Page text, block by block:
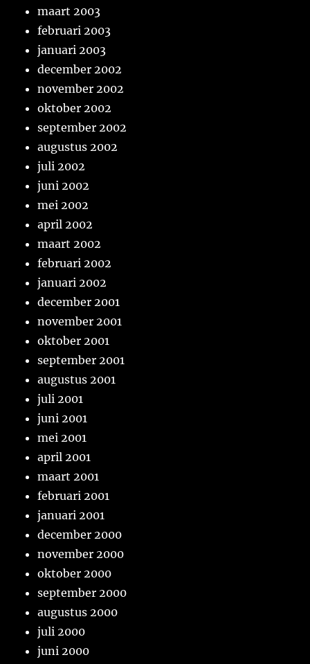
maart 2003
februari 2003
januari 2003
december 2002
november 2002
oktober 2002
september 2002
augustus 2002
juli 2002
juni 2002
mei 2002
april 2002
maart 2002
februari 2002
januari 2002
december 2001
november 2001
oktober 2001
september 2001
augustus 2001
juli 2001
juni 2001
mei 2001
april 2001
maart 2001
februari 2001
januari 2001
december 2000
november 2000
oktober 2000
september 2000
augustus 2000
juli 2000
juni 2000